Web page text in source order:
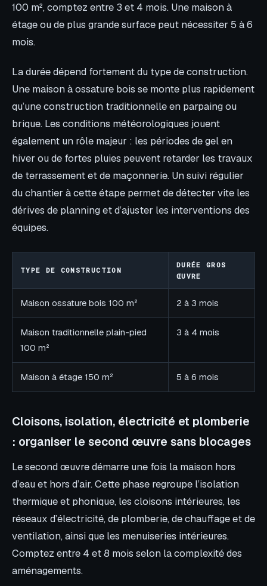
100 m², comptez entre 3 et 4 mois. Une maison à
étage ou de plus grande surface peut nécessiter 5 à 6
mois.
La durée dépend fortement du type de construction.
Une maison à ossature bois se monte plus rapidement
qu’une construction traditionnelle en parpaing ou
brique. Les conditions météorologiques jouent
également un rôle majeur : les périodes de gel en
hiver ou de fortes pluies peuvent retarder les travaux
de terrassement et de maçonnerie. Un suivi régulier
du chantier à cette étape permet de détecter vite les
dérives de planning et d’ajuster les interventions des
équipes.
TYPE DE CONSTRUCTION
DURÉE GROS
ŒUVRE
Maison ossature bois 100 m² 2 à 3 mois
Maison traditionnelle plain-pied
100 m²
3 à 4 mois
Maison à étage 150 m² 5 à 6 mois
Cloisons, isolation, électricité et plomberie
: organiser le second œuvre sans blocages
Le second œuvre démarre une fois la maison hors
d’eau et hors d’air. Cette phase regroupe l’isolation
thermique et phonique, les cloisons intérieures, les
réseaux d’électricité, de plomberie, de chauffage et de
ventilation, ainsi que les menuiseries intérieures.
Comptez entre 4 et 8 mois selon la complexité des
aménagements.